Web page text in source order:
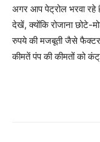
अगर आप पेट्रोल भरवा रहे
देखें, क्योंकि रोजाना
रुपये की मजबूती जैसे
कीमतें पंप की कीमतों को